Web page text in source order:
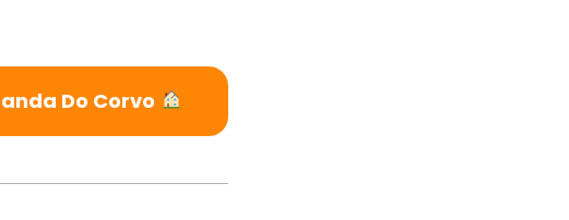
Do Corvo